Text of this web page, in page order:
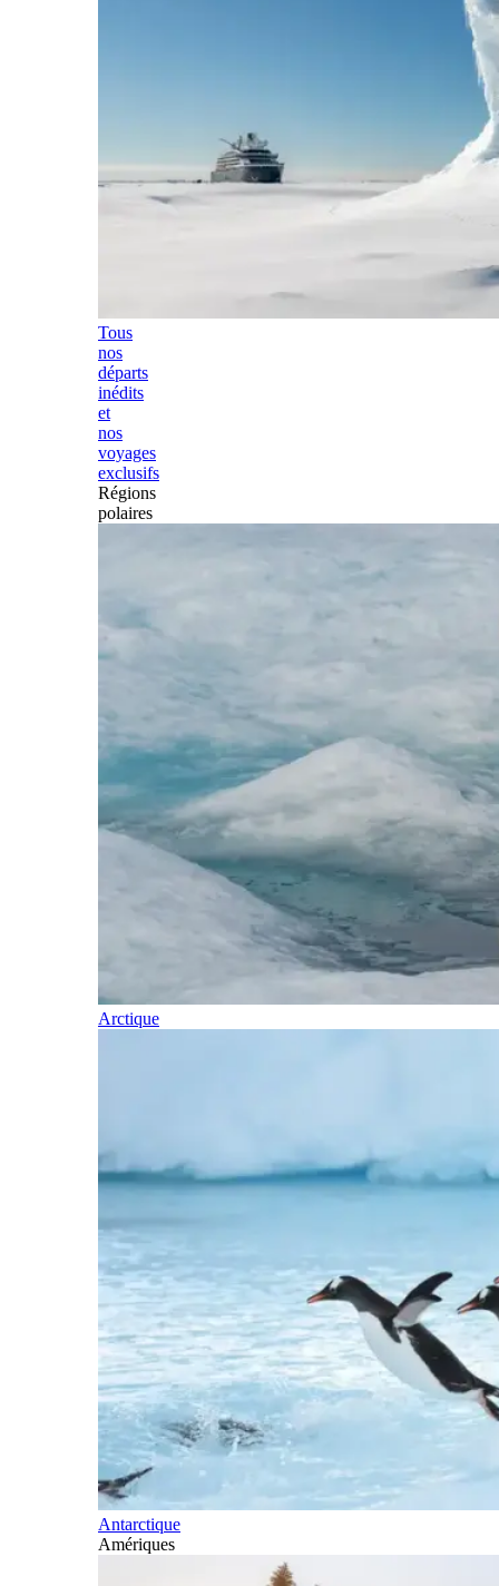
Tous
nos
départs
inédits
et
nos
voyages
exclusifs
Régions
polaires
Arctique
Antarctique
Amériques